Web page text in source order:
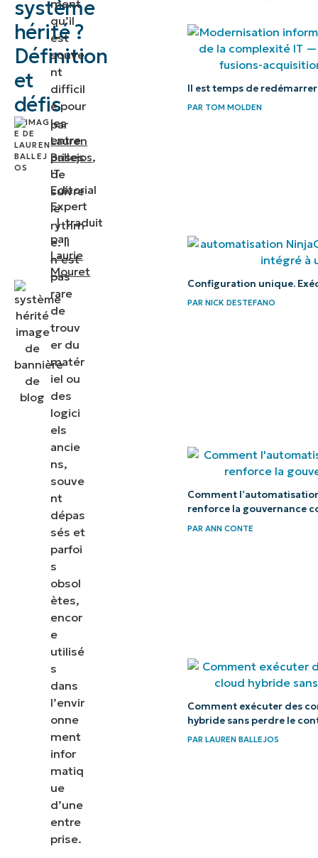
système
hérité ?
Définition
et
défis
par
Lauren
Ballejos,
IT
Editorial
Expert
|traduit
par
Laurie
Mouret
Quels
types de
systèmes
Que sont
les
applications
héritées ?
Pourquoi
sont-ils
secteurs
qui
utilisent
hérités ?
Les défis
des
hérités
Approches de
ment
qu’il
est
souve
nt
difficil
e pour
les
entre
prises
de
suivre
le
rythm
e. Il
n’est
pas
rare
de
trouv
er du
matér
iel ou
des
logici
els
ancie
ns,
souve
nt
dépas
sés et
parfoi
s
obsol
ètes,
encor
e
utilisé
s
dans
l’envir
onne
ment
infor
matiq
ue
d’une
entre
prise.
Il est temps de
PAR TOM MOLDEN
Configuration unique.
PAR NICK DESTEFANO
Comment
renforce la gouvernance
PAR ANN CONTE
Comment exécuter des
hybride sans perdre le
PAR LAUREN BALLEJOS